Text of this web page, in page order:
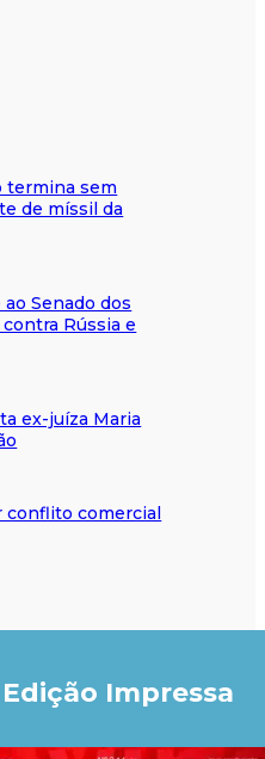
termina sem
de míssil da
Senado dos
Rússia e
ex-juíza Maria
conflito comercial
Edição Impressa